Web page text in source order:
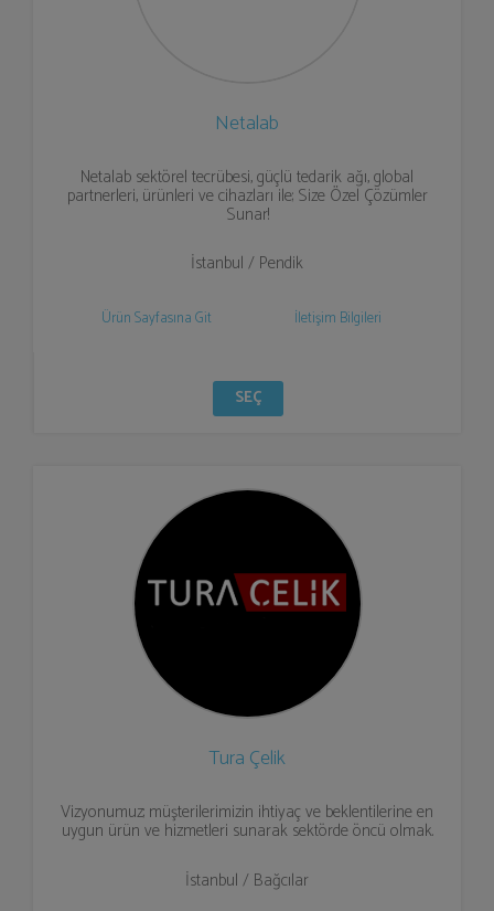
Netalab
Netalab sektörel tecrübesi, güçlü tedarik ağı, global
partnerleri, ürünleri ve cihazları ile; Size Özel Çözümler
Sunar!
İstanbul / Pendik
Ürün Sayfasına Git İletişim Bilgileri
SEÇ
Tura Çelik
Vizyonumuz; müşterilerimizin ihtiyaç ve beklentilerine en
uygun ürün ve hizmetleri sunarak sektörde öncü olmak.
İstanbul / Bağcılar